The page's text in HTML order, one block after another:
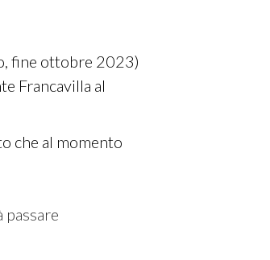
fine ottobre 2023)
Francavilla al
che al momento
passare